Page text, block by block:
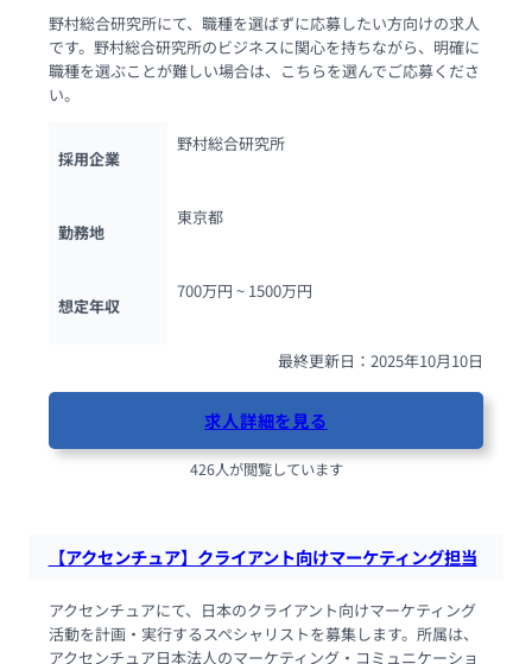
野村総合研究所にて、職種を選ばずに応募したい方向けの求人
です。野村総合研究所のビジネスに関心を持ちながら、明確に
職種を選ぶことが難しい場合は、こちらを選んでご応募くださ
い。
採用企業
野村総合研究所
勤務地
東京都
想定年収
700万円 ~ 1500万円
最終更新日：2025年10月10日
求人詳細を見る
426人が閲覧しています
【アクセンチュア】クライアント向けマーケティング担当
アクセンチュアにて、日本のクライアント向けマーケティング
活動を計画・実行するスペシャリストを募集します。所属は、
アクセンチュア日本法人のマーケティング・コミュニケーショ